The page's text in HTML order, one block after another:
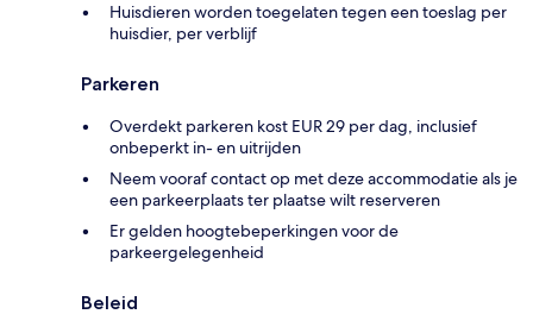
Huisdieren worden toegelaten tegen een toeslag per
huisdier, per verblijf
Parkeren
Overdekt parkeren kost EUR 29 per dag, inclusief
onbeperkt in- en uitrijden
Neem vooraf contact op met deze accommodatie als je
een parkeerplaats ter plaatse wilt reserveren
Er gelden hoogtebeperkingen voor de
parkeergelegenheid
Beleid